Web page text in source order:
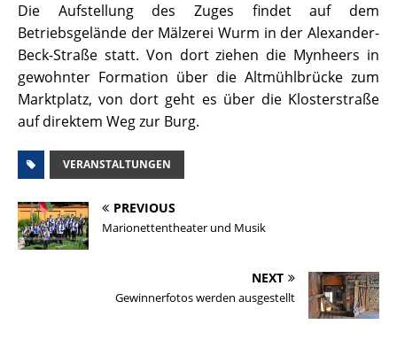
Die Aufstellung des Zuges findet auf dem
Betriebsgelände der Mälzerei Wurm in der Alexander-
Beck-Straße statt. Von dort ziehen die Mynheers in
gewohnter Formation über die Altmühlbrücke zum
Marktplatz, von dort geht es über die Klosterstraße
auf direktem Weg zur Burg.
VERANSTALTUNGEN
PREVIOUS
Marionettentheater und Musik
NEXT
Gewinnerfotos werden ausgestellt